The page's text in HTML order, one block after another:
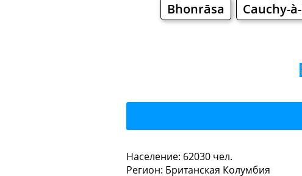
Bhonrāsa
Cauchy-
Население: 62030 чел.
Регион: Британская Колумбия